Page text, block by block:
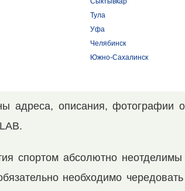
Тула
Уфа
Челябинск
Южно-Сахалинск
адреса, описания, фотографии
спортом абсолютно
необходимо